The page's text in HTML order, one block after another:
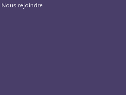
Nous rejoindre